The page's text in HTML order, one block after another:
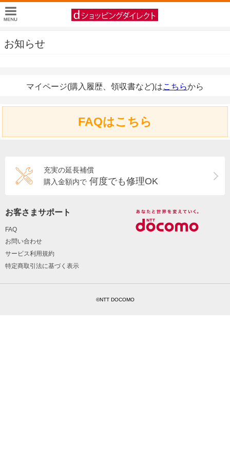
お知らせ
マイページ(購入履歴、領収書など)はこちらから
FAQはこちら
充実の延長補償
購入金額内で 何度でも修理OK
お客さまサポート
FAQ
お問い合わせ
サービス利用規約
特定商取引法に基づく表示
©NTT DOCOMO